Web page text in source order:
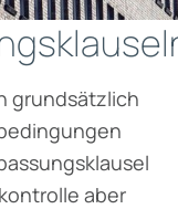
grundsätzlich
aber